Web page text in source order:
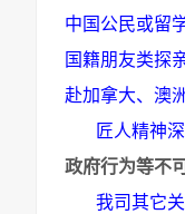
中国公民或留
国籍朋友类探
赴加拿大、澳
匠人精神
政府行为等不
我司其它关